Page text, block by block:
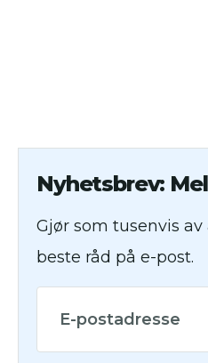
Nyhetsbrev:
Gjør som tusenvis
beste råd på e-post.